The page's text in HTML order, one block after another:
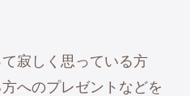
寂しく思っている方
へのプレゼントなどを